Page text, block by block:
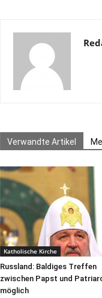
Verwandte Artikel
Katholische Kirche
Russland: Baldiges Treffen
zwischen Papst und
möglich